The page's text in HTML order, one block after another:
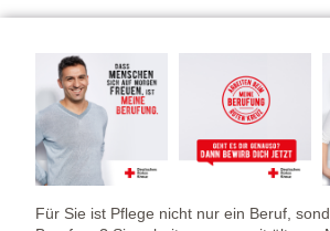
Für Sie ist Pflege nicht nur ein Beruf,